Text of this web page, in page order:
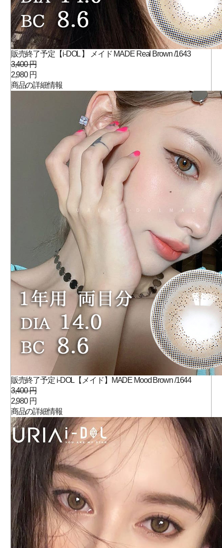
販売終了予定【i-DOL 】 メイド MADE Real Brown /1643
3,400 円
2,980 円
商品の詳細情報
販売終了予定 i-DOL【メイド】MADE Mood Brown /1644
3,400 円
2,980 円
商品の詳細情報